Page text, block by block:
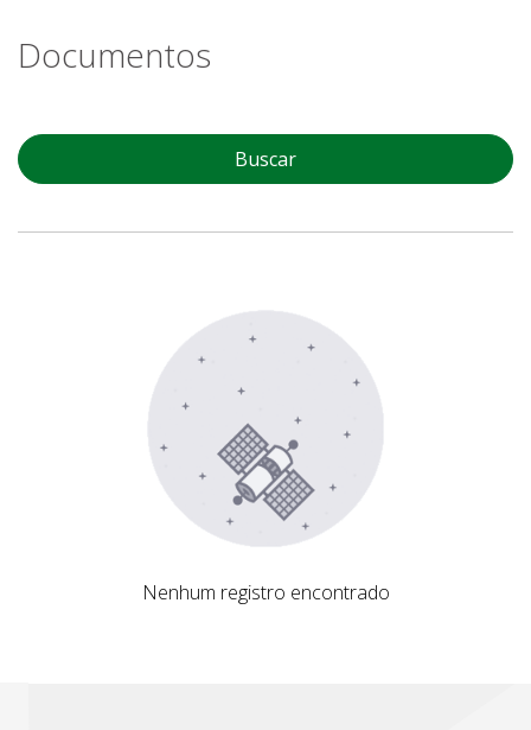
Documentos
Buscar
Nenhum registro encontrado
Nenhum registro encontrado